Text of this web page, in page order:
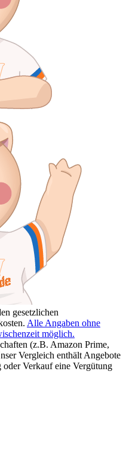
gesetzlichen
Alle Angaben ohne
möglich.
(z.B. Amazon Prime,
Vergleich enthält Angebote
Verkauf eine Vergütung